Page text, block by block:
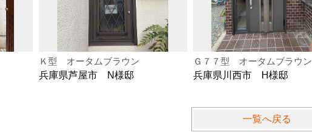
Ｋ型 オータムブラウン
兵庫県芦屋市 N様邸
Ｇ７７型 オータムブラウン
兵庫県川西市 H様邸
一覧へ戻る